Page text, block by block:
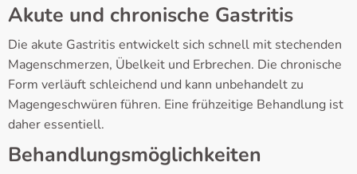
Akute und chronische Gastritis
Die akute Gastritis entwickelt sich schnell mit stechenden
Magenschmerzen, Übelkeit und Erbrechen. Die chronische
Form verläuft schleichend und kann unbehandelt zu
Magengeschwüren führen. Eine frühzeitige Behandlung ist
daher essentiell.
Behandlungsmöglichkeiten